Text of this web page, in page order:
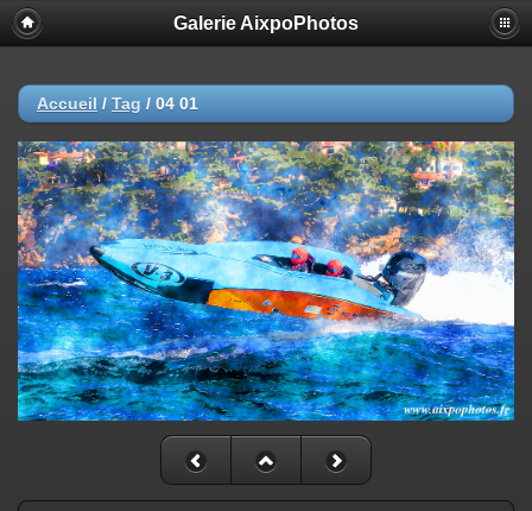
Galerie AixpoPhotos
Accueil / Tag / 04 01